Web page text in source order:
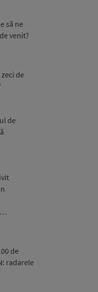
să ne
venit?
de
de
de
radarele